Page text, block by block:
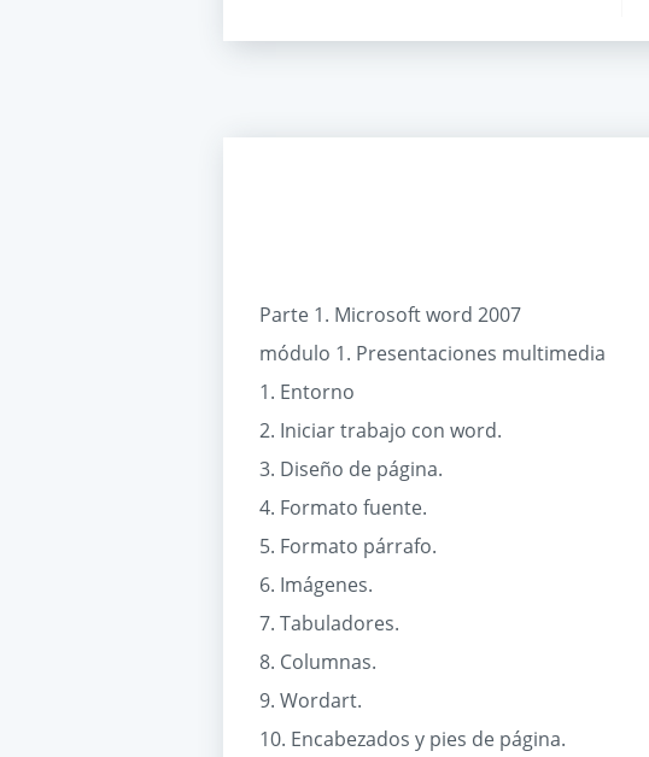
Parte 1. Microsoft word 2007
módulo 1. Presentaciones multimedia
1. Entorno
2. Iniciar trabajo con word.
3. Diseño de página.
4. Formato fuente.
5. Formato párrafo.
6. Imágenes.
7. Tabuladores.
8. Columnas.
9. Wordart.
10. Encabezados y pies de página.